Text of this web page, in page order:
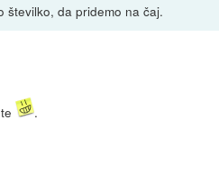
številko, da pridemo na čaj.
.